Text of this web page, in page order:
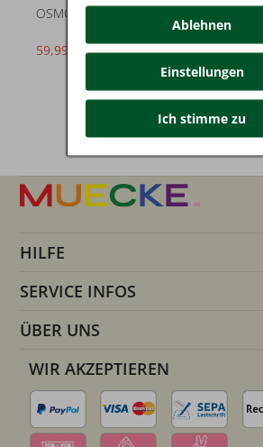
OSMOND
59,99 € statt* 129,90 € 99,99 €
HILFE
SERVICE INFOS
ÜBER UNS
WIR AKZEPTIEREN
Ablehnen
Einstellungen
Ich stimme zu